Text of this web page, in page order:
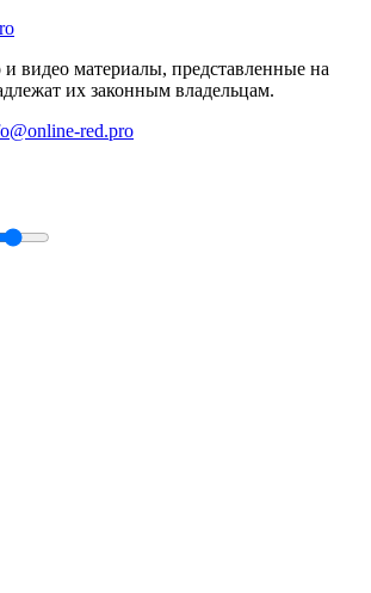
и видео материалы, представленные на
их законным владельцам.
red.pro